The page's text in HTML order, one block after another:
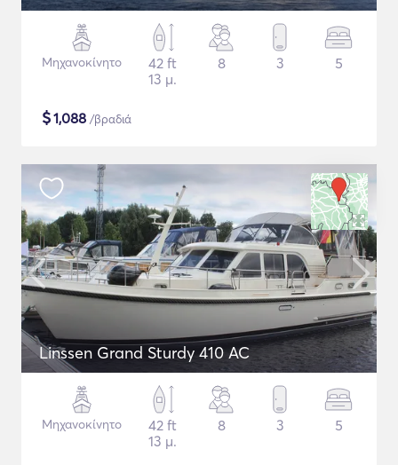
Μηχανοκίνητο
42 ft
13 μ.
8 3 5
$1,088 /βραδιά
Linssen Grand Sturdy 410 AC
Μηχανοκίνητο
42 ft
13 μ.
8 3 5